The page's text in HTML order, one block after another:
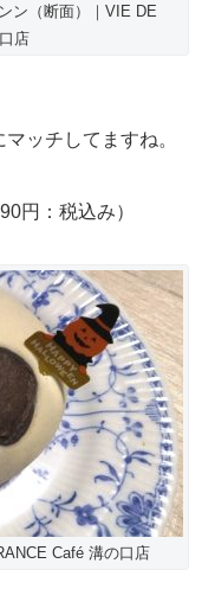
ン（断面）｜VIE DE
店
ッチしてますね。
円：税込み）
Café 溝の口店